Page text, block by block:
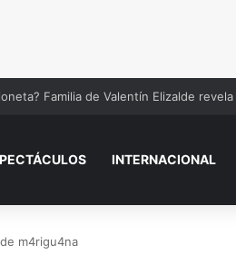
perder el pago de la Pensión
INTERNACIONAL
m4rigu4na